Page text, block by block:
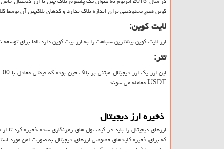
کوین هیچ محدودیتی برای اندازه بلاک ندارد و کدهای بلاکچین آن
لایت کوین:
ارز لایت کوین بیشترین شباهت را به ارز بیت کوین دارد، اما برای
تتر:
این ارز یک ارز دیجیتال مبتنی بر بلاک چین بوده که قیمتی معادل با 1.00 دلار دارد و از اکتبر 2021،
USDTمعامله می شوند.
ذخیره ارز دیجیتال
ارزهای دیجیتال را باید در کیف پول‌ های رمزنگاری شده ذخیره کرد
که برای ذخیره کلیدهای خصوصی ارزهای دیجیتال به صورت امن مورد